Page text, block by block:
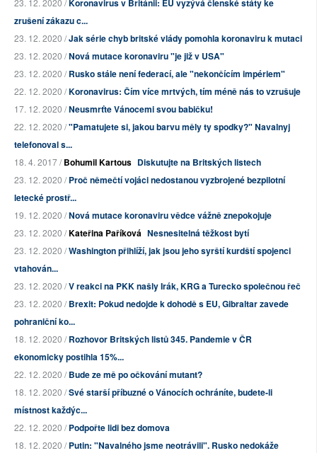
23. 12. 2020 /Koronavirus v Británii: EU vyzývá členské státy ke
zrušení zákazu c...
23. 12. 2020 /Jak série chyb britské vlády pomohla koronaviru k mutaci
23. 12. 2020 /Nová mutace koronaviru "je již v USA"
23. 12. 2020 /Rusko stále není federací, ale "nekončícím impériem"
22. 12. 2020 /Koronavirus: Čím více mrtvých, tím méně nás to vzrušuje
17. 12. 2020 /Neusmrťte Vánocemi svou babičku!
22. 12. 2020 /"Pamatujete si, jakou barvu měly ty spodky?" Navalnyj
telefonoval s...
18. 4. 2017 /Bohumil Kartous Diskutujte na Britských listech
23. 12. 2020 /Proč němečtí vojáci nedostanou vyzbrojené bezpilotní
letecké prostř...
19. 12. 2020 /Nová mutace koronaviru vědce vážně znepokojuje
23. 12. 2020 /Kateřina Paříková Nesnesitelná těžkost bytí
23. 12. 2020 /Washington přihlíží, jak jsou jeho syrští kurdští spojenci
vtahován...
23. 12. 2020 /V reakci na PKK našly Irák, KRG a Turecko společnou řeč
23. 12. 2020 /Brexit: Pokud nedojde k dohodě s EU, Gibraltar zavede
pohraniční ko...
18. 12. 2020 /Rozhovor Britských listů 345. Pandemie v ČR
ekonomicky postihla 15%...
22. 12. 2020 /Bude ze mě po očkování mutant?
18. 12. 2020 /Své starší příbuzné o Vánocích ochráníte, budete-li
místnost každýc...
22. 12. 2020 /Podpořte lidi bez domova
18. 12. 2020 /Putin: "Navalného jsme neotrávili". Rusko nedokáže